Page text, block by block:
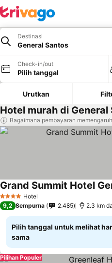
Destinasi
General Santos
Check-in/out
Pilih tanggal
Urutkan
Hotel murah di General
Bagaimana pembayaran
4 BintangHotel
Grand Summit Hotel
9,2 Sempurna 2.485 2.3 km
Pilih tanggal untuk melihat
sama
Pilihan Populer